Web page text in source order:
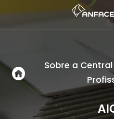
Sobre a